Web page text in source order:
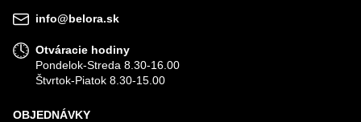
info@belora.sk
Otváracie hodiny
Pondelok-Streda 8.30-16.00
Štvrtok-Piatok 8.30-15.00
OBJEDNÁVKY